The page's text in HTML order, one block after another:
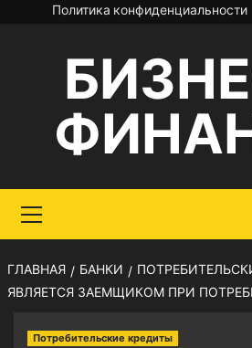
Перейти
содержимому
Политика конфиденциальности
меню
ГЛАВНАЯ БАНКИ
ЯВЛЯЕТСЯ ЗАЕМЩИКОМ ПРИ
Потребительские кредиты